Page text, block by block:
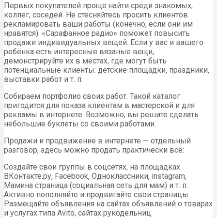
Первых покупателей проще найти среди знакомых,
коллег, соседей. Не стесняйтесь просить клиентов
рекламировать ваши работы (конечно, если они им
нравятся). «Сарафанное радио» поможет повысить
продажи индивидуальных вещей. Если у вас и вашего
ребёнка есть интересные вязаные вещи,
демонстрируйте их в местах, где могут быть
потенциальные клиенты: детские площадки, праздники,
выставки работ и т. п.
Собираем портфолио своих работ. Такой каталог
пригодится для показа клиентам в мастерской и для
рекламы в интернете. Возможно, вы решите сделать
небольшие буклеты со своими работами.
Продажи и продвижение в интернете — отдельный
разговор, здесь можно продать практически всё:
Создайте свои группы в соцсетях, на площадках
ВКонтакте.ру, Facebook, Одноклассники, instagram,
Мамина страница (социальная сеть для мам) и т. п.
Активно пополняйте и продвигайте свои страницы.
Размещайте объявления на сайтах объявлений о товарах
и услугах типа Avito, сайтах рукодельниц